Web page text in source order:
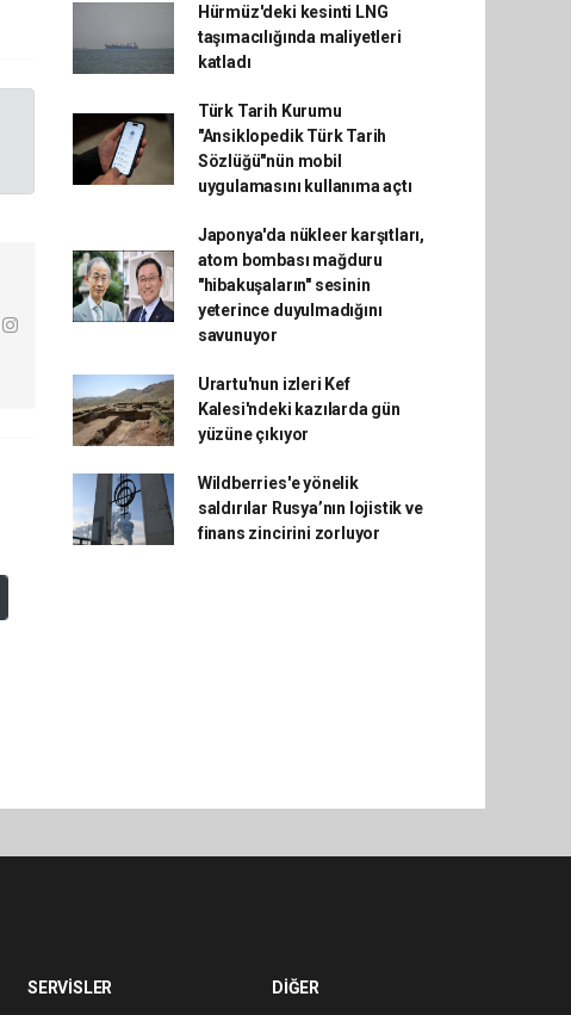
Hürmüz'deki kesinti LNG
taşımacılığında maliyetleri
katladı
Türk Tarih Kurumu
"Ansiklopedik Türk Tarih
Sözlüğü"nün mobil
uygulamasını kullanıma açtı
Japonya'da nükleer karşıtları,
atom bombası mağduru
"hibakuşaların" sesinin
yeterince duyulmadığını
savunuyor
Urartu'nun izleri Kef
Kalesi'ndeki kazılarda gün
yüzüne çıkıyor
Wildberries'e yönelik
saldırılar Rusya’nın lojistik ve
finans zincirini zorluyor
SERVİSLER DİĞER